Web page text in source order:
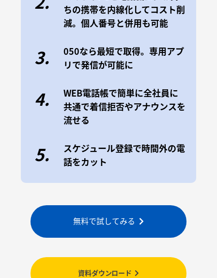
ちの携帯を内線化してコスト削
減。個人番号と併用も可能
3.
050なら最短で取得。専用アプ
リで発信が可能に
4.
WEB電話帳で簡単に全社員に
共通で着信拒否やアナウンスを
流せる
5.
スケジュール登録で時間外の電
話をカット
無料で試してみる
資料ダウンロード